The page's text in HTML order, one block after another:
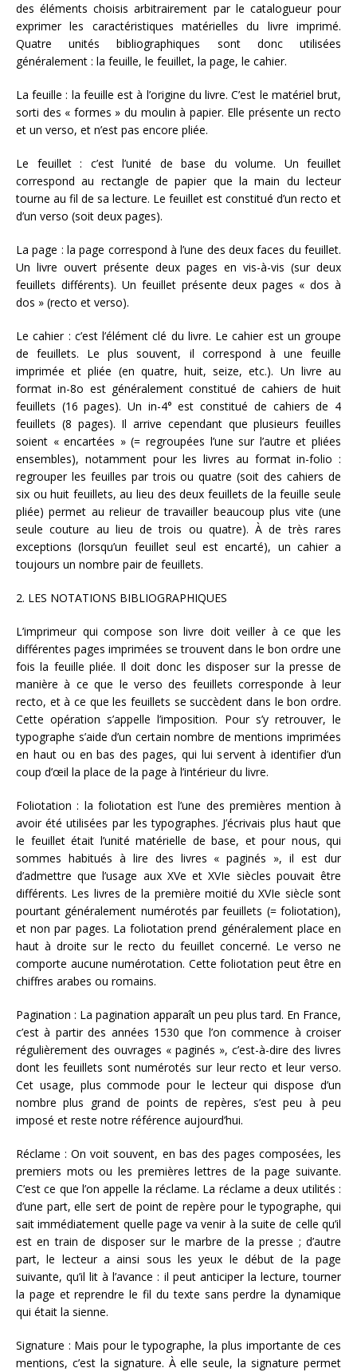
des éléments choisis arbitrairement par le catalogueur pour
exprimer les caractéristiques matérielles du livre imprimé.
Quatre unités bibliographiques sont donc utilisées
généralement : la feuille, le feuillet, la page, le cahier.
La feuille : la feuille est à l’origine du livre. C’est le matériel brut,
sorti des « formes » du moulin à papier. Elle présente un recto
et un verso, et n’est pas encore pliée.
Le feuillet : c’est l’unité de base du volume. Un feuillet
correspond au rectangle de papier que la main du lecteur
tourne au fil de sa lecture. Le feuillet est constitué d’un recto et
d’un verso (soit deux pages).
La page : la page correspond à l’une des deux faces du feuillet.
Un livre ouvert présente deux pages en vis-à-vis (sur deux
feuillets différents). Un feuillet présente deux pages « dos à
dos » (recto et verso).
Le cahier : c’est l’élément clé du livre. Le cahier est un groupe
de feuillets. Le plus souvent, il correspond à une feuille
imprimée et pliée (en quatre, huit, seize, etc.). Un livre au
format in-8o est généralement constitué de cahiers de huit
feuillets (16 pages). Un in-4° est constitué de cahiers de 4
feuillets (8 pages). Il arrive cependant que plusieurs feuilles
soient « encartées » (= regroupées l’une sur l’autre et pliées
ensembles), notamment pour les livres au format in-folio :
regrouper les feuilles par trois ou quatre (soit des cahiers de
six ou huit feuillets, au lieu des deux feuillets de la feuille seule
pliée) permet au relieur de travailler beaucoup plus vite (une
seule couture au lieu de trois ou quatre). À de très rares
exceptions (lorsqu’un feuillet seul est encarté), un cahier a
toujours un nombre pair de feuillets.
2. LES NOTATIONS BIBLIOGRAPHIQUES
L’imprimeur qui compose son livre doit veiller à ce que les
différentes pages imprimées se trouvent dans le bon ordre une
fois la feuille pliée. Il doit donc les disposer sur la presse de
manière à ce que le verso des feuillets corresponde à leur
recto, et à ce que les feuillets se succèdent dans le bon ordre.
Cette opération s’appelle l’imposition. Pour s’y retrouver, le
typographe s’aide d’un certain nombre de mentions imprimées
en haut ou en bas des pages, qui lui servent à identifier d’un
coup d’œil la place de la page à l’intérieur du livre.
Foliotation : la foliotation est l’une des premières mention à
avoir été utilisées par les typographes. J’écrivais plus haut que
le feuillet était l’unité matérielle de base, et pour nous, qui
sommes habitués à lire des livres « paginés », il est dur
d’admettre que l’usage aux XVe et XVIe siècles pouvait être
différents. Les livres de la première moitié du XVIe siècle sont
pourtant généralement numérotés par feuillets (= foliotation),
et non par pages. La foliotation prend généralement place en
haut à droite sur le recto du feuillet concerné. Le verso ne
comporte aucune numérotation. Cette foliotation peut être en
chiffres arabes ou romains.
Pagination : La pagination apparaît un peu plus tard. En France,
c’est à partir des années 1530 que l’on commence à croiser
régulièrement des ouvrages « paginés », c’est-à-dire des livres
dont les feuillets sont numérotés sur leur recto et leur verso.
Cet usage, plus commode pour le lecteur qui dispose d’un
nombre plus grand de points de repères, s’est peu à peu
imposé et reste notre référence aujourd’hui.
Réclame : On voit souvent, en bas des pages composées, les
premiers mots ou les premières lettres de la page suivante.
C’est ce que l’on appelle la réclame. La réclame a deux utilités :
d’une part, elle sert de point de repère pour le typographe, qui
sait immédiatement quelle page va venir à la suite de celle qu’il
est en train de disposer sur le marbre de la presse ; d’autre
part, le lecteur a ainsi sous les yeux le début de la page
suivante, qu’il lit à l’avance : il peut anticiper la lecture, tourner
la page et reprendre le fil du texte sans perdre la dynamique
qui était la sienne.
Signature : Mais pour le typographe, la plus importante de ces
mentions, c’est la signature. À elle seule, la signature permet